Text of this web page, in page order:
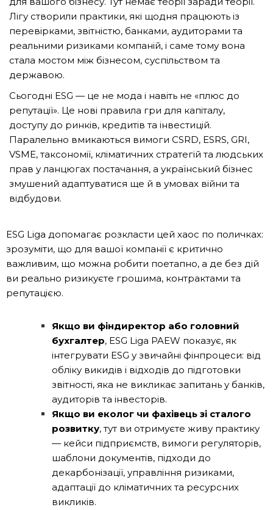
Лігу створили практики, які щодня працюють із
перевірками, звітністю, банками, аудиторами та
реальними ризиками компаній, і саме тому вона
стала мостом між бізнесом, суспільством та
державою.
Сьогодні ESG — це не мода і навіть не «плюс до
репутації». Це нові правила гри для капіталу,
доступу до ринків, кредитів та інвестицій.
Паралельно вмикаються вимоги CSRD, ESRS, GRI,
VSME, таксономії, кліматичних стратегій та людських
прав у ланцюгах постачання, а український бізнес
змушений адаптуватися ще й в умовах війни та
відбудови.
ESG Liga допомагає розкласти цей хаос по поличках:
зрозуміти, що для вашої компанії є критично
важливим, що можна робити поетапно, а де без дій
ви реально ризикуєте грошима, контрактами та
репутацією.
Якщо ви фіндиректор або головний
бухгалтер, ESG Liga PAEW показує, як
інтегрувати ESG у звичайні фінпроцеси: від
обліку викидів і відходів до підготовки
звітності, яка не викликає запитань у банків,
аудиторів та інвесторів.
Якщо ви еколог чи фахівець зі сталого
розвитку, тут ви отримуєте живу практику
— кейси підприємств, вимоги регуляторів,
шаблони документів, підходи до
декарбонізації, управління ризиками,
адаптації до кліматичних та ресурсних
викликів.